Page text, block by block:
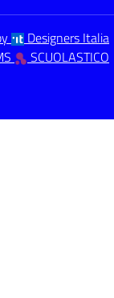
Designers Italia
SCUOLASTICO